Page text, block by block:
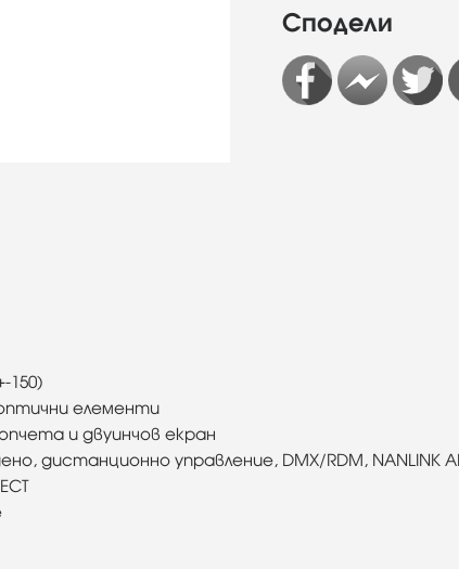
Сподели
150)
елементи
и двуинчов екран
дистанционно управление, DMX/RDM, NANLINK